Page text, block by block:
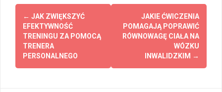
Post
navigation
← JAK ZWIĘKSZYĆ
EFEKTYWNOŚĆ
TRENINGU ZA POMOCĄ
TRENERA
PERSONALNEGO
JAKIE ĆWICZENIA
POMAGAJĄ POPRAWIĆ
RÓWNOWAGĘ CIAŁA NA
WÓZKU
INWALIDZKIM →